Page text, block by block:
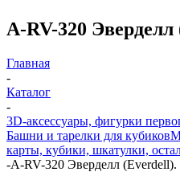
A-RV-320
Главная
-
Каталог
-
3D-аксессуары, фигурки
Башни и тарелки для кубиков
карты, кубики, шкатулки,
-A-RV-320 Эверделл